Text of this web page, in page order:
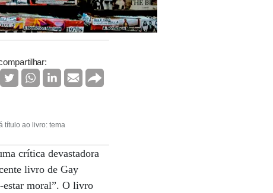
título ao livro: tema
crítica devastadora
livro de Gay
estar moral”. O livro